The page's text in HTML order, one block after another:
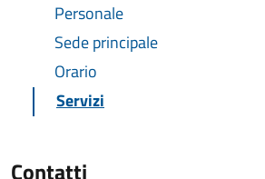
Personale
Sede principale
Orario
Servizi
Contatti